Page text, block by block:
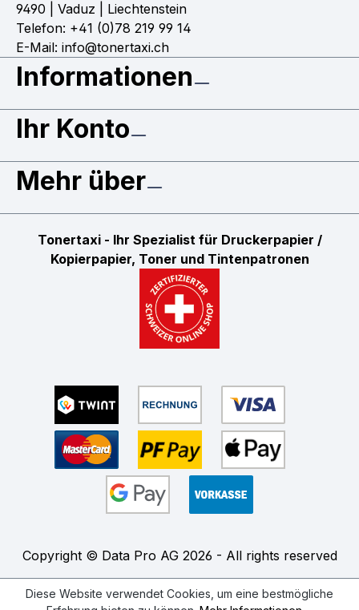
9490 | Vaduz | Liechtenstein
Telefon: +41 (0)78 219 99 14
E-Mail: info@tonertaxi.ch
Informationen
Ihr Konto
Mehr über
Tonertaxi - Ihr Spezialist für Druckerpapier /
Kopierpapier, Toner und Tintenpatronen
Copyright © Data Pro AG 2026 - All rights reserved
Diese Website verwendet Cookies, um eine bestmögliche